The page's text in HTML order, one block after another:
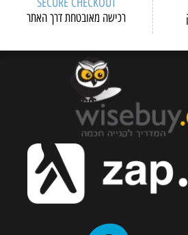
רכישה מאובטחת דרך האתר